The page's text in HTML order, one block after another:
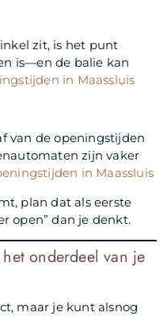
zit, is het punt
is—en de balie kan
in Maassluis
van de openingstijden
zijn vaker
in Maassluis
plan dat als eerste
open” dan je denkt.
onderdeel van je
maar je kunt alsnog